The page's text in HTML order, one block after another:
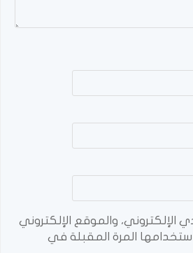
الإلكتروني، والموقع الإلكتروني
المرة المقبلة في